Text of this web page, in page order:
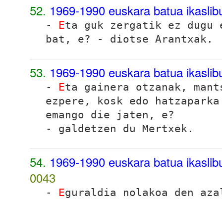
52. 1969-1990 euskara batua
- Eta guk zergatik ez dugu
bat, e? - diotse Arantxak.
53. 1969-1990 euskara batua
- Eta gainera otzanak,
ezpere, kosk edo
emango die jaten, e?
- galdetzen du Mertxek.
54. 1969-1990 euskara batua
0043
- Eguraldia nolakoa den